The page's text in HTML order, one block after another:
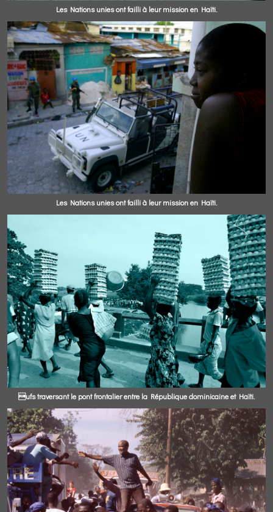
Les Nations unies ont failli à leur mission en Haïti.
Les Nations unies ont failli à leur mission en Haïti.
ufs traversant le pont frontalier entre la République dominicaine et Haïti.